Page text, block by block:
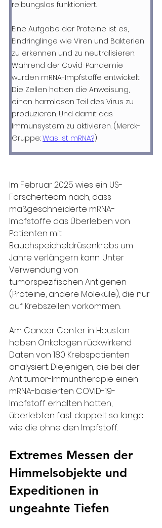
reibungslos funktioniert.
Eine Aufgabe der Proteine ist es,
Eindringlinge wie Viren und Bakterien
zu erkennen und zu neutralisieren.
Während der Covid-Pandemie
wurden mRNA-Impfstoffe entwickelt:
Die Zellen hatten die Anweisung,
einen harmlosen Teil des Virus zu
produzieren. Und damit das
Immunsystem zu aktivieren. (Merck-
Gruppe: Was ist mRNA?)
Im Februar 2025 wies ein US-
Forscherteam nach, dass
maßgeschneiderte mRNA-
Impfstoffe das Überleben von
Patienten mit
Bauchspeicheldrüsenkrebs um
Jahre verlängern kann. Unter
Verwendung von
tumorspezifischen Antigenen
(Proteine, andere Moleküle), die nur
auf Krebszellen vorkommen.
Am Cancer Center in Houston
haben Onkologen rückwirkend
Daten von 180 Krebspatienten
analysiert: Diejenigen, die bei der
Antitumor-Immuntherapie einen
mRNA-basierten COVID-19-
Impfstoff erhalten hatten,
überlebten fast doppelt so lange
wie die ohne den Impfstoff.
Extremes Messen der
Himmelsobjekte und
Expeditionen in
ungeahnte Tiefen